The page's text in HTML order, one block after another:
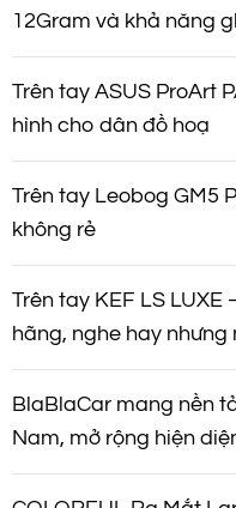
12Gram và khả năng
Trên tay ASUS ProArt
hình cho dân đồ hoạ
Trên tay Leobog GM5
không rẻ
Trên tay KEF LS
hãng, nghe hay
BlaBlaCar mang nền
Nam, mở rộng hiện